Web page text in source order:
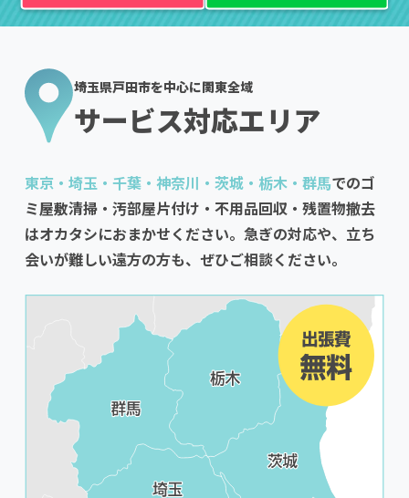
埼玉県戸田市を中心に関東全域
サービス対応エリア
東京・埼玉・千葉・神奈川・茨城・栃木・群馬でのゴ
ミ屋敷清掃・汚部屋片付け・不用品回収・残置物撤去
はオカタシにおまかせください。急ぎの対応や、立ち
会いが難しい遠方の方も、ぜひご相談ください。